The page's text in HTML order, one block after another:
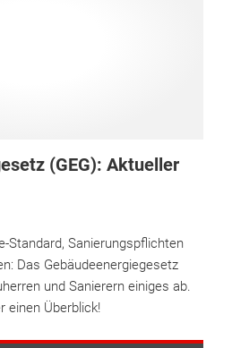
(GEG): Aktueller
Standard, Sanierungspflichten
Das Gebäudeenergiegesetz
und Sanierern einiges ab.
einen Überblick!